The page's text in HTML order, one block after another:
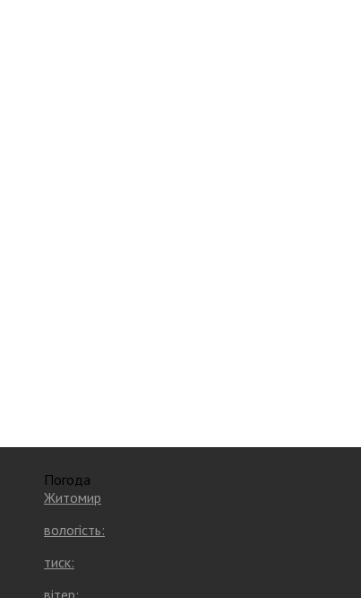
Погода
Житомир
вологість:
тиск:
вітер: